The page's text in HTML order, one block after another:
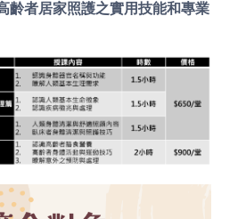
齡者居家照護之實用技能和專業